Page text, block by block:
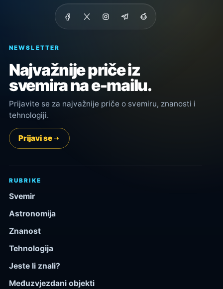
NEWSLETTER
Najvažnije priče iz
svemira na e-mailu.
Prijavite se za najvažnije priče o svemiru, znanosti i
tehnologiji.
Prijavi se
RUBRIKE
Svemir
Astronomija
Znanost
Tehnologija
Jeste li znali?
Međuzvjezdani objekti